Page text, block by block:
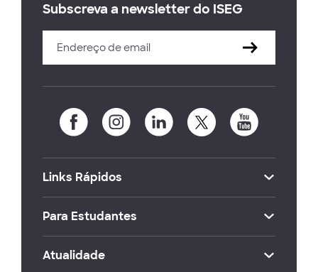
Subscreva a newsletter do ISEG
Links Rápidos
Para Estudantes
Atualidade